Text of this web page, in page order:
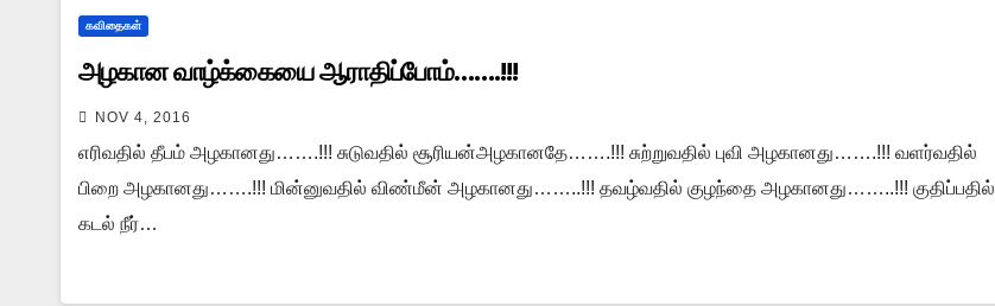
கவிதைகள்
அழகான வாழ்க்கையை ஆராதிப்போம்…….!!!
NOV 4, 2016
எரிவதில் தீபம் அழகானது…….!!! சுடுவதில் சூரியன்அழகானதே…….!!! சுற்றுவதில் புவி அழகானது…….!!! வளர்வதில்
பிறை அழகானது…….!!! மின்னுவதில் விண்மீன் அழகானது……..!!! தவழ்வதில் குழந்தை அழகானது……..!!! குதிப்பதில்
கடல் நீர்…